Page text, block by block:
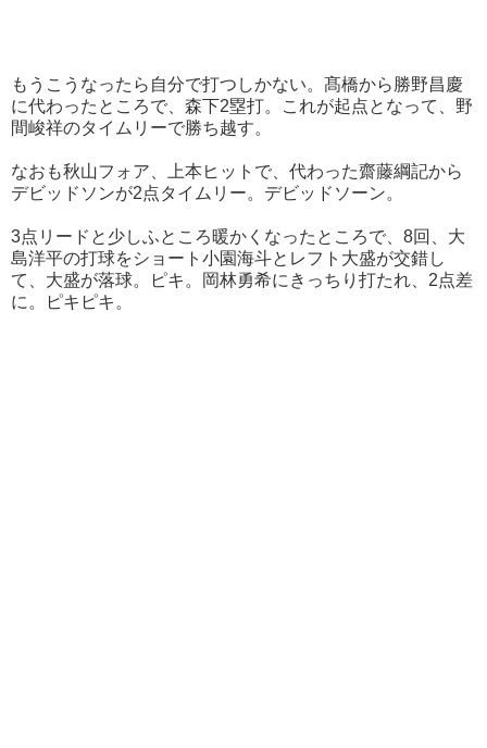
もうこうなったら自分で打つしかない。髙橋から勝野昌慶
に代わったところで、森下2塁打。これが起点となって、野
間峻祥のタイムリーで勝ち越す。
なおも秋山フォア、上本ヒットで、代わった齋藤綱記から
デビッドソンが2点タイムリー。デビッドソーン。
3点リードと少しふところ暖かくなったところで、8回、大
島洋平の打球をショート小園海斗とレフト大盛が交錯し
て、大盛が落球。ピキ。岡林勇希にきっちり打たれ、2点差
に。ピキピキ。